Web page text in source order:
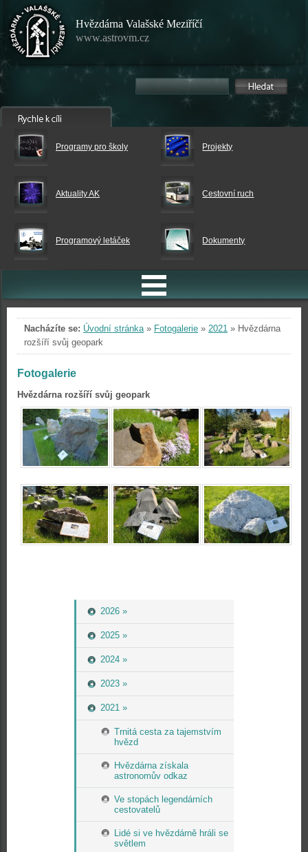
Hvězdárna Valašské Meziříčí
www.astrovm.cz
Programy pro školy Projekty
Aktuality AK Cestovní ruch
Programový letáček Dokumenty
2026 »
2025 »
2024 »
2023 »
2021 »
Trnitá cesta za tajemstvím
hvězd
Hvězdárna získala
astronomův odkaz
Ve stopách legendárních
cestovatelů
Lidé si ve hvězdárně hráli se
světlem
Nacházíte se: Úvodní stránka» Fotogalerie » 2021 » Hvězdárna
rozšíří svůj geopark
Fotogalerie
Hvězdárna rozšíří svůj geopark